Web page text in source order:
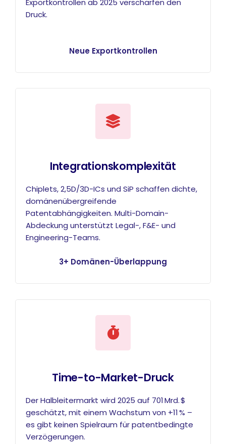
Exportkontrollen ab 2025 verschärfen den
Druck.
Neue Exportkontrollen
Integrationskomplexität
Chiplets, 2,5D/3D-ICs und SiP schaffen dichte,
domänenübergreifende
Patentabhängigkeiten. Multi-Domain-
Abdeckung unterstützt Legal-, F&E- und
Engineering-Teams.
3+ Domänen-Überlappung
Time-to-Market-Druck
Der Halbleitermarkt wird 2025 auf 701 Mrd. $
geschätzt, mit einem Wachstum von +11 % –
es gibt keinen Spielraum für patentbedingte
Verzögerungen.